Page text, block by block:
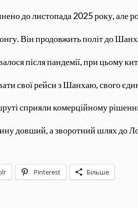
до листопада 2025 року, але
Він продовжить політ до
після пандемії, при цьому
свої рейси з Шанхаю, свого
сприяли комерційному
довший, а зворотний шлях до
Pinterest Більше